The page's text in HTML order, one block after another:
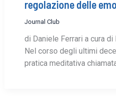
regolazione delle
Journal Club
di Daniele Ferrari a cura di
Nel corso degli ultimi
pratica meditativa